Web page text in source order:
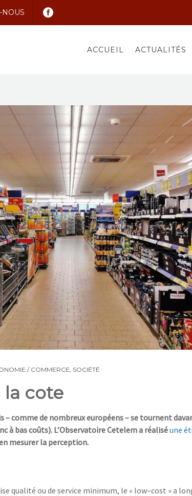
NOUS
ACCUEIL ACTUALITÉS
/ COMMERCE SOCIÉTÉ
la cote
–comme de nombreux européens–se tournent
à bas coûts). L’Observatoire Cetelem a réaliséune
mesurer la perception.
qualité ou de service minimum, le « low–cost » a